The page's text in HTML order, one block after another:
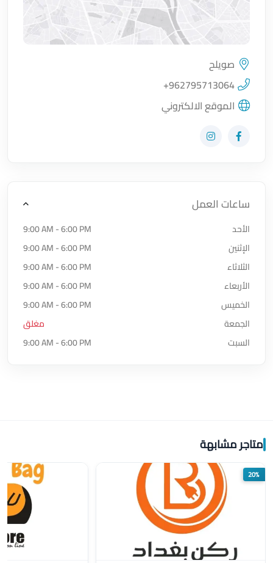
اضغط لتحميل الموقع
صويلح
+962795713064
الموقع الالكتروني
زيارة حساب المتجر على Facebook-f
زيارة حساب المتجر على Instagram
ساعات العمل
الأحد
9:00 AM - 6:00 PM
الإثنين
9:00 AM - 6:00 PM
الثلاثاء
9:00 AM - 6:00 PM
الأربعاء
9:00 AM - 6:00 PM
الخميس
9:00 AM - 6:00 PM
الجمعة
مغلق
السبت
9:00 AM - 6:00 PM
متاجر مشابهة
20%